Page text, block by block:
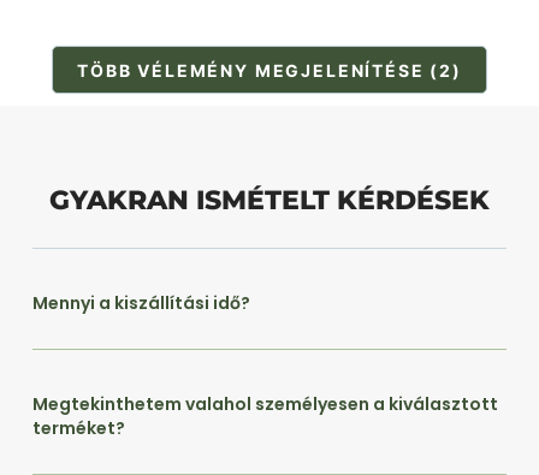
TÖBB VÉLEMÉNY MEGJELENÍTÉSE (2)
GYAKRAN ISMÉTELT KÉRDÉSEK
Mennyi a kiszállítási idő?
Megtekinthetem valahol személyesen a kiválasztott
terméket?